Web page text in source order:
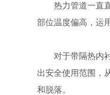
热力管道一直直接
部位温度偏高，
对于带隔热内衬的
出安全使用范围，
和脱落。